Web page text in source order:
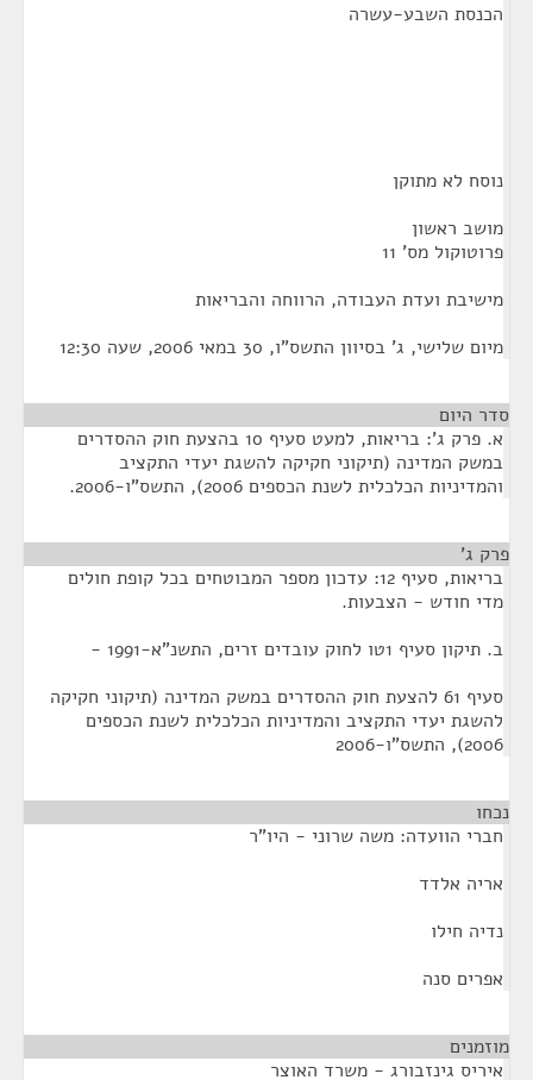
הכנסת השבע-עשרה
נוסח לא מתוקן
מושב ראשון
פרוטוקול מס' 11
מישיבת ועדת העבודה, הרווחה והבריאות
מיום שלישי, ג' בסיוון התשס"ו, 30 במאי 2006, שעה 12:30
סדר היום
א. פרק ג': בריאות, למעט סעיף 10 בהצעת חוק ההסדרים
במשק המדינה (תיקוני חקיקה להשגת יעדי התקציב
והמדיניות הכלכלית לשנת הכספים 2006), התשס"ו-2006.
פרק ג'
בריאות, סעיף 12: עדכון מספר המבוטחים בכל קופת חולים
מדי חודש - הצבעות.
ב. תיקון סעיף 1טו לחוק עובדים זרים, התשנ"א-1991 -
סעיף 61 להצעת חוק ההסדרים במשק המדינה (תיקוני חקיקה
להשגת יעדי התקציב והמדיניות הכלכלית לשנת הכספים
2006), התשס"ו-2006
נכחו
חברי הוועדה: משה שרוני - היו"ר
אריה אלדד
נדיה חילו
אפרים סנה
מוזמנים
איריס גינזבורג - משרד האוצר